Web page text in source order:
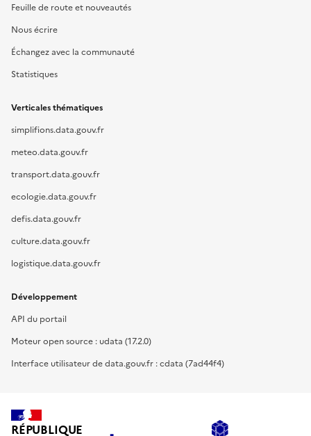
Feuille de route et nouveautés
Nous écrire
Échangez avec la communauté
Statistiques
Verticales thématiques
simplifions.data.gouv.fr
meteo.data.gouv.fr
transport.data.gouv.fr
ecologie.data.gouv.fr
defis.data.gouv.fr
culture.data.gouv.fr
logistique.data.gouv.fr
Développement
API du portail
Moteur open source : udata (17.2.0)
Interface utilisateur de data.gouv.fr : cdata (7ad44f4)
RÉPUBLIQUE